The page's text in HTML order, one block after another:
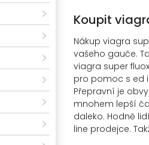
Koupit
Nákup viagra
vašeho gauče.
viagra super
pro pomoc s ed i
Přepravní je
mnohem lepší
daleko. Hodně
line prodejce.